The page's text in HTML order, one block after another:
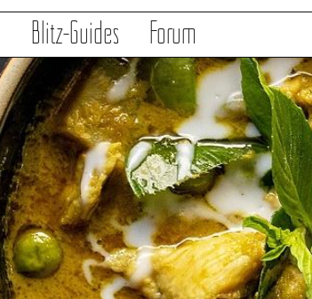
Blitz-Guides Forum